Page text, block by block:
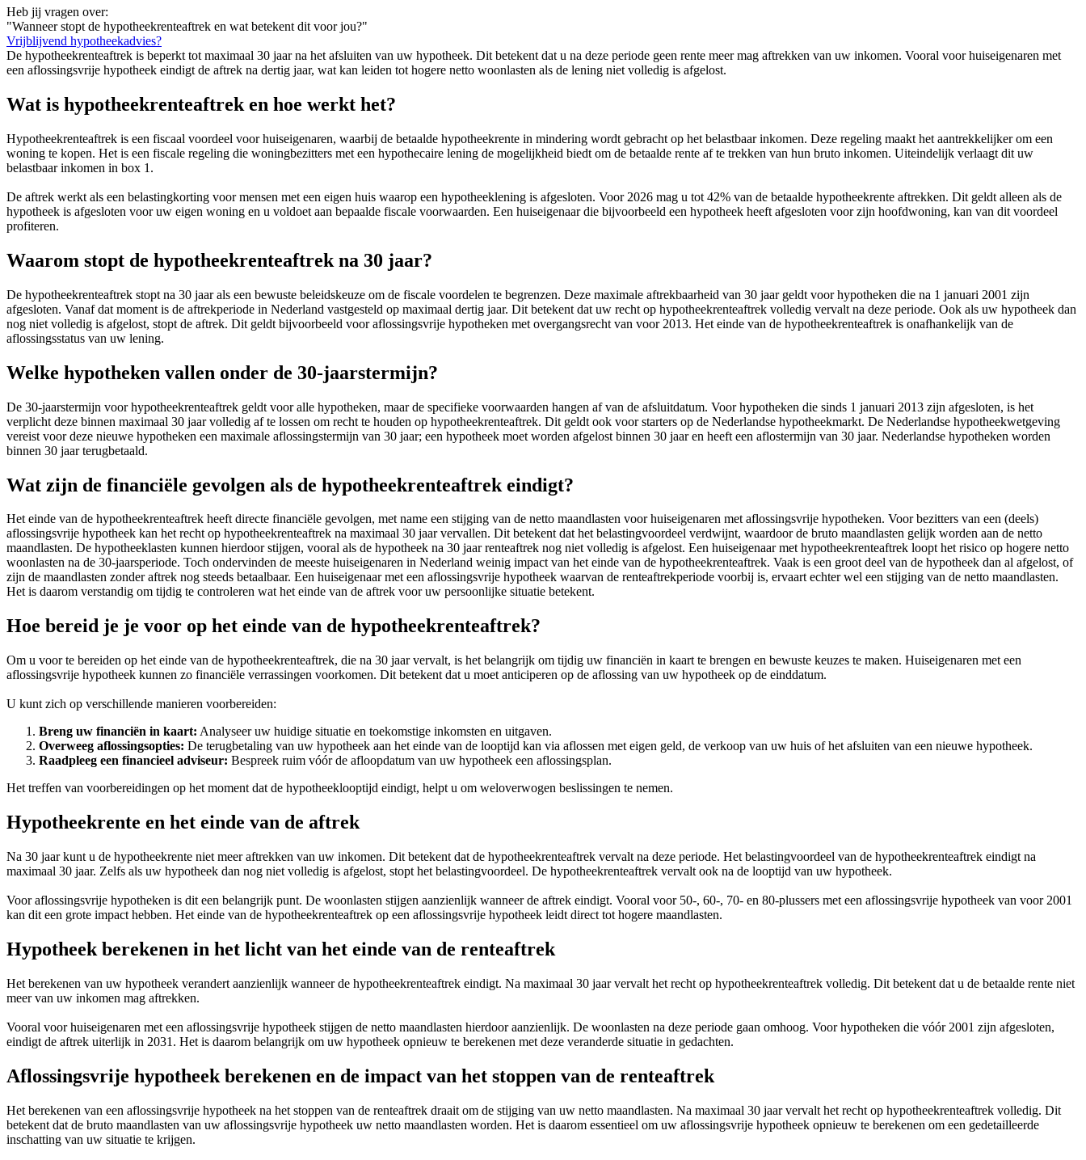
Heb jij vragen over:
"Wanneer stopt de hypotheekrenteaftrek en wat betekent dit voor jou?"
Vrijblijvend hypotheekadvies?
De hypotheekrenteaftrek is beperkt tot maximaal 30 jaar na het afsluiten van uw hypotheek. Dit betekent dat u na deze periode geen rente meer mag aftrekken van uw inkomen. Vooral voor huiseigenaren met
een aflossingsvrije hypotheek eindigt de aftrek na dertig jaar, wat kan leiden tot hogere netto woonlasten als de lening niet volledig is afgelost.
Wat is hypotheekrenteaftrek en hoe werkt het?
Hypotheekrenteaftrek is een fiscaal voordeel voor huiseigenaren, waarbij de betaalde hypotheekrente in mindering wordt gebracht op het belastbaar inkomen. Deze regeling maakt het aantrekkelijker om een
woning te kopen. Het is een fiscale regeling die woningbezitters met een hypothecaire lening de mogelijkheid biedt om de betaalde rente af te trekken van hun bruto inkomen. Uiteindelijk verlaagt dit uw
belastbaar inkomen in box 1.
De aftrek werkt als een belastingkorting voor mensen met een eigen huis waarop een hypotheeklening is afgesloten. Voor 2026 mag u tot 42% van de betaalde hypotheekrente aftrekken. Dit geldt alleen als de
hypotheek is afgesloten voor uw eigen woning en u voldoet aan bepaalde fiscale voorwaarden. Een huiseigenaar die bijvoorbeeld een hypotheek heeft afgesloten voor zijn hoofdwoning, kan van dit voordeel
profiteren.
Waarom stopt de hypotheekrenteaftrek na 30 jaar?
De hypotheekrenteaftrek stopt na 30 jaar als een bewuste beleidskeuze om de fiscale voordelen te begrenzen. Deze maximale aftrekbaarheid van 30 jaar geldt voor hypotheken die na 1 januari 2001 zijn
afgesloten. Vanaf dat moment is de aftrekperiode in Nederland vastgesteld op maximaal dertig jaar. Dit betekent dat uw recht op hypotheekrenteaftrek volledig vervalt na deze periode. Ook als uw hypotheek dan
nog niet volledig is afgelost, stopt de aftrek. Dit geldt bijvoorbeeld voor aflossingsvrije hypotheken met overgangsrecht van voor 2013. Het einde van de hypotheekrenteaftrek is onafhankelijk van de
aflossingsstatus van uw lening.
Welke hypotheken vallen onder de 30-jaarstermijn?
De 30-jaarstermijn voor hypotheekrenteaftrek geldt voor alle hypotheken, maar de specifieke voorwaarden hangen af van de afsluitdatum. Voor hypotheken die sinds 1 januari 2013 zijn afgesloten, is het
verplicht deze binnen maximaal 30 jaar volledig af te lossen om recht te houden op hypotheekrenteaftrek. Dit geldt ook voor starters op de Nederlandse hypotheekmarkt. De Nederlandse hypotheekwetgeving
vereist voor deze nieuwe hypotheken een maximale aflossingstermijn van 30 jaar; een hypotheek moet worden afgelost binnen 30 jaar en heeft een aflostermijn van 30 jaar. Nederlandse hypotheken worden
binnen 30 jaar terugbetaald.
Wat zijn de financiële gevolgen als de hypotheekrenteaftrek eindigt?
Het einde van de hypotheekrenteaftrek heeft directe financiële gevolgen, met name een stijging van de netto maandlasten voor huiseigenaren met aflossingsvrije hypotheken. Voor bezitters van een (deels)
aflossingsvrije hypotheek kan het recht op hypotheekrenteaftrek na maximaal 30 jaar vervallen. Dit betekent dat het belastingvoordeel verdwijnt, waardoor de bruto maandlasten gelijk worden aan de netto
maandlasten. De hypotheeklasten kunnen hierdoor stijgen, vooral als de hypotheek na 30 jaar renteaftrek nog niet volledig is afgelost. Een huiseigenaar met hypotheekrenteaftrek loopt het risico op hogere netto
woonlasten na de 30-jaarsperiode. Toch ondervinden de meeste huiseigenaren in Nederland weinig impact van het einde van de hypotheekrenteaftrek. Vaak is een groot deel van de hypotheek dan al afgelost, of
zijn de maandlasten zonder aftrek nog steeds betaalbaar. Een huiseigenaar met een aflossingsvrije hypotheek waarvan de renteaftrekperiode voorbij is, ervaart echter wel een stijging van de netto maandlasten.
Het is daarom verstandig om tijdig te controleren wat het einde van de aftrek voor uw persoonlijke situatie betekent.
Hoe bereid je je voor op het einde van de hypotheekrenteaftrek?
Om u voor te bereiden op het einde van de hypotheekrenteaftrek, die na 30 jaar vervalt, is het belangrijk om tijdig uw financiën in kaart te brengen en bewuste keuzes te maken. Huiseigenaren met een
aflossingsvrije hypotheek kunnen zo financiële verrassingen voorkomen. Dit betekent dat u moet anticiperen op de aflossing van uw hypotheek op de einddatum.
U kunt zich op verschillende manieren voorbereiden:
Breng uw financiën in kaart: Analyseer uw huidige situatie en toekomstige inkomsten en uitgaven.
Overweeg aflossingsopties: De terugbetaling van uw hypotheek aan het einde van de looptijd kan via aflossen met eigen geld, de verkoop van uw huis of het afsluiten van een nieuwe hypotheek.
Raadpleeg een financieel adviseur: Bespreek ruim vóór de afloopdatum van uw hypotheek een aflossingsplan.
Het treffen van voorbereidingen op het moment dat de hypotheeklooptijd eindigt, helpt u om weloverwogen beslissingen te nemen.
Hypotheekrente en het einde van de aftrek
Na 30 jaar kunt u de hypotheekrente niet meer aftrekken van uw inkomen. Dit betekent dat de hypotheekrenteaftrek vervalt na deze periode. Het belastingvoordeel van de hypotheekrenteaftrek eindigt na
maximaal 30 jaar. Zelfs als uw hypotheek dan nog niet volledig is afgelost, stopt het belastingvoordeel. De hypotheekrenteaftrek vervalt ook na de looptijd van uw hypotheek.
Voor aflossingsvrije hypotheken is dit een belangrijk punt. De woonlasten stijgen aanzienlijk wanneer de aftrek eindigt. Vooral voor 50-, 60-, 70- en 80-plussers met een aflossingsvrije hypotheek van voor 2001
kan dit een grote impact hebben. Het einde van de hypotheekrenteaftrek op een aflossingsvrije hypotheek leidt direct tot hogere maandlasten.
Hypotheek berekenen in het licht van het einde van de renteaftrek
Het berekenen van uw hypotheek verandert aanzienlijk wanneer de hypotheekrenteaftrek eindigt. Na maximaal 30 jaar vervalt het recht op hypotheekrenteaftrek volledig. Dit betekent dat u de betaalde rente niet
meer van uw inkomen mag aftrekken.
Vooral voor huiseigenaren met een aflossingsvrije hypotheek stijgen de netto maandlasten hierdoor aanzienlijk. De woonlasten na deze periode gaan omhoog. Voor hypotheken die vóór 2001 zijn afgesloten,
eindigt de aftrek uiterlijk in 2031. Het is daarom belangrijk om uw hypotheek opnieuw te berekenen met deze veranderde situatie in gedachten.
Aflossingsvrije hypotheek berekenen en de impact van het stoppen van de renteaftrek
Het berekenen van een aflossingsvrije hypotheek na het stoppen van de renteaftrek draait om de stijging van uw netto maandlasten. Na maximaal 30 jaar vervalt het recht op hypotheekrenteaftrek volledig. Dit
betekent dat de bruto maandlasten van uw aflossingsvrije hypotheek uw netto maandlasten worden. Het is daarom essentieel om uw aflossingsvrije hypotheek opnieuw te berekenen om een gedetailleerde
inschatting van uw situatie te krijgen.